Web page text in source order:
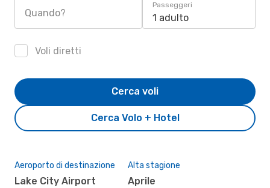
Quando?
Passeggeri
1 adulto
Voli diretti
Cerca Volo + Hotel
Cerca voli
Aeroporto di destinazione
Lake City Airport
Alta stagione
aprile